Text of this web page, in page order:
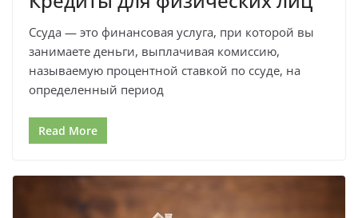
Ссуда — это финансовая услуга, при которой вы
занимаете деньги, выплачивая комиссию,
называемую процентной ставкой по ссуде, на
определенный период
Read More